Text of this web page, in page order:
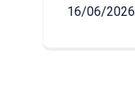
16/06/2026